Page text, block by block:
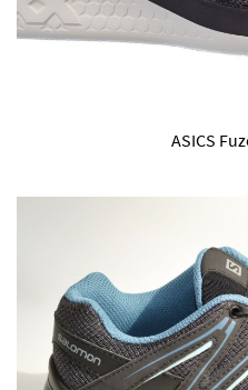
ASICS